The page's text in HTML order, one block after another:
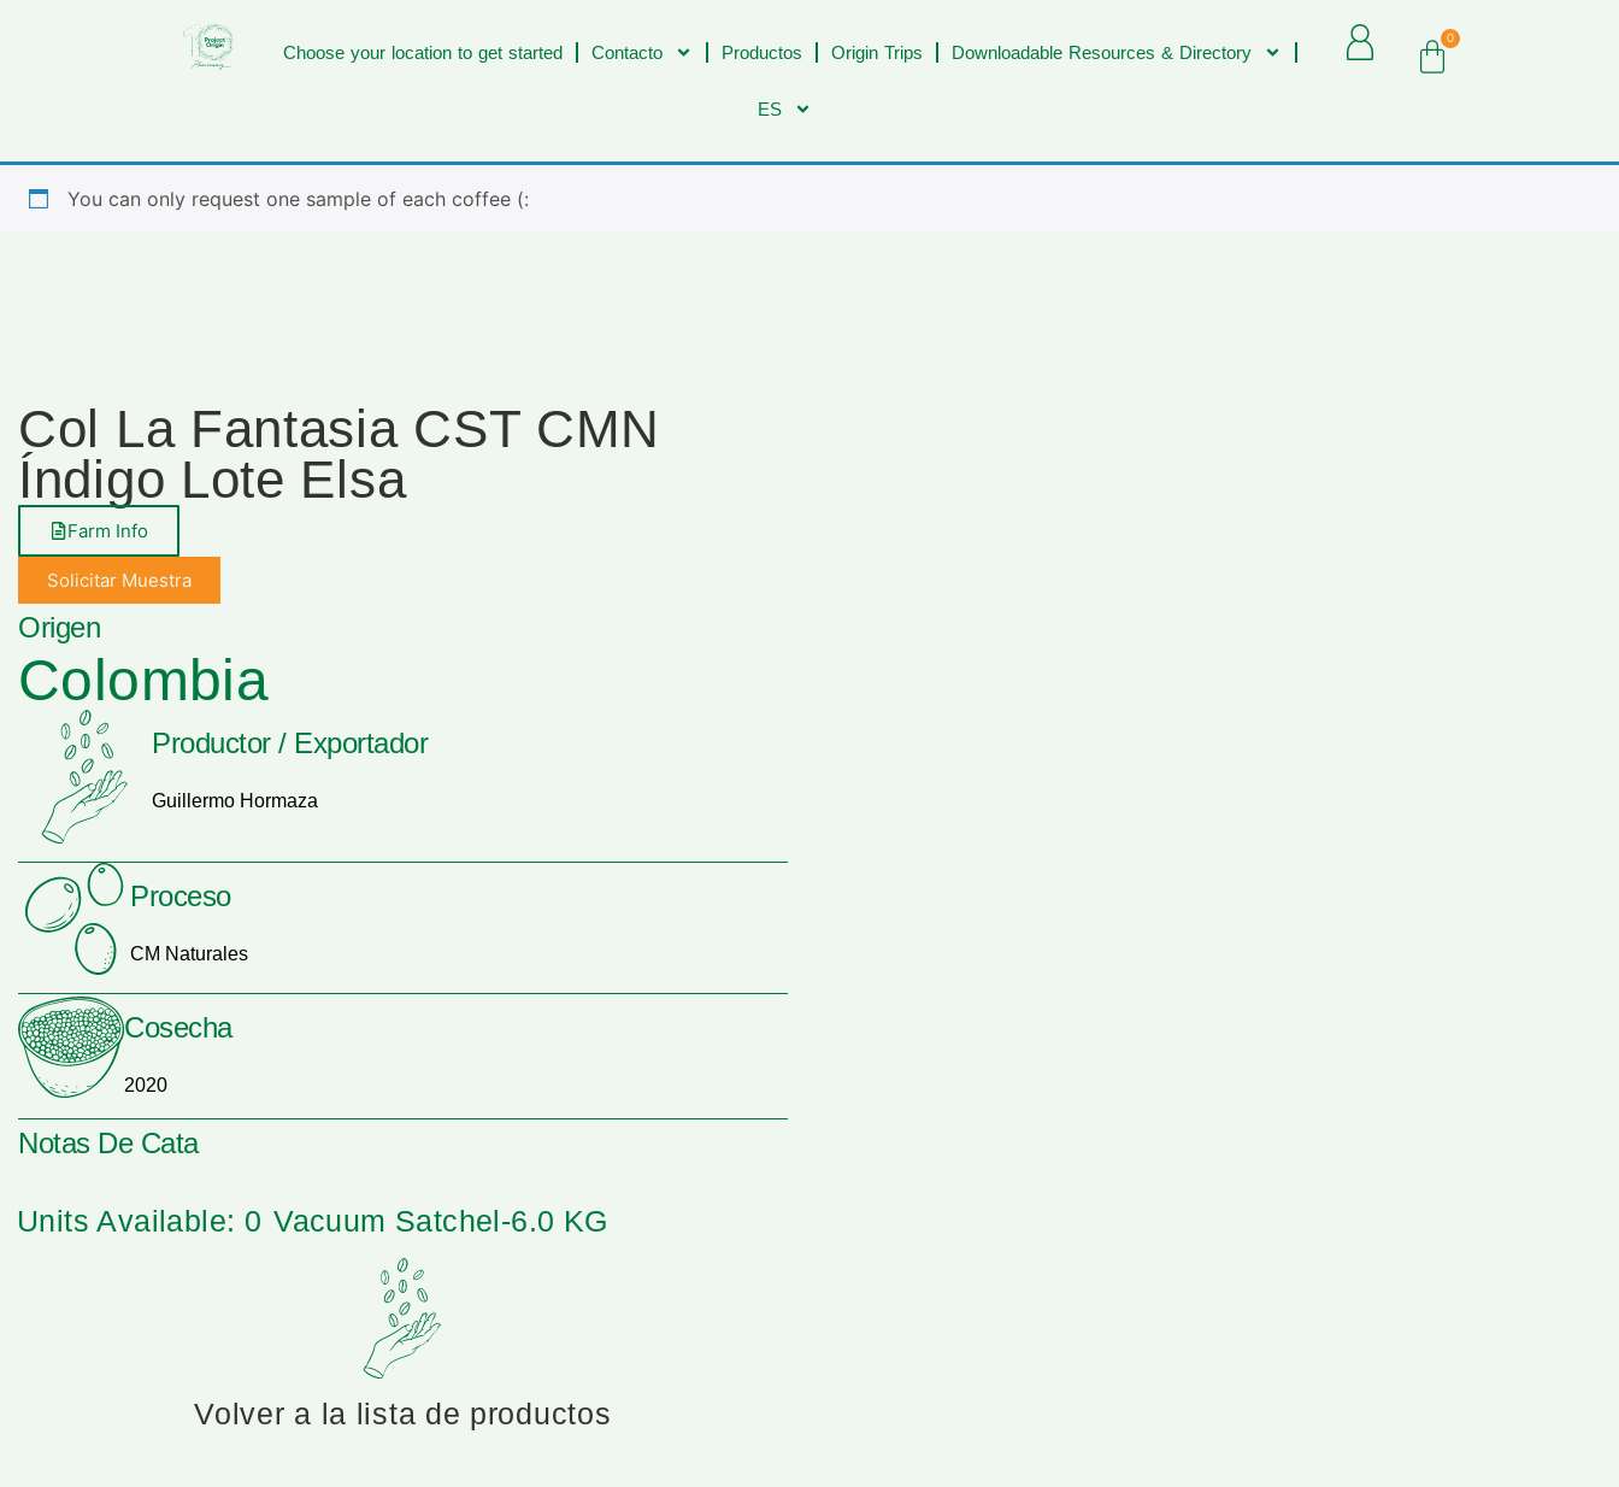
Choose your location to get started Contacto Productos Origin Trips Downloadable Resources & Directory
ES
0
You can only request one sample of each coffee (:
Col La Fantasia CST CMN
Índigo Lote Elsa
Farm Info
Solicitar Muestra
Origen
Colombia
Productor / Exportador
Guillermo Hormaza
Proceso
CM Naturales
Cosecha
2020
Notas De Cata
Units Available: 0 Vacuum Satchel-6.0 KG
Volver a la lista de productos